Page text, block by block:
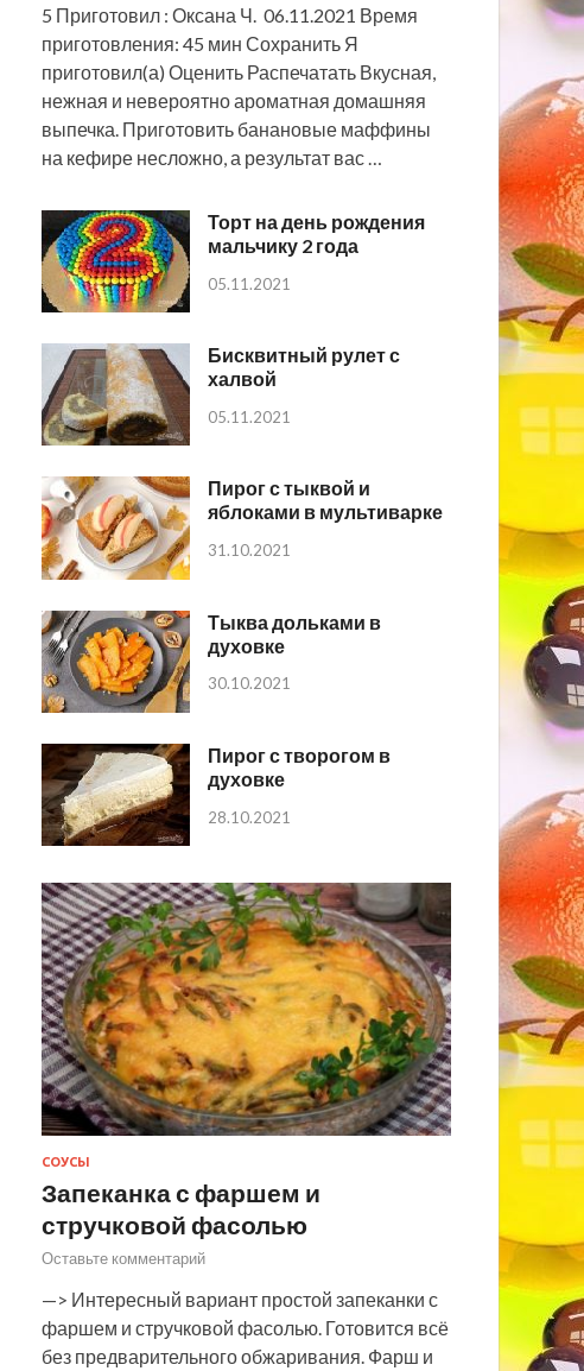
5 Приготовил : Оксана Ч. 06.11.2021 Время
приготовления: 45 мин Сохранить Я
приготовил(а) Оценить Распечатать Вкусная,
нежная и невероятно ароматная домашняя
выпечка. Приготовить банановые маффины
на кефире несложно, а результат вас …
Торт на день рождения
мальчику 2 года
05.11.2021
Бисквитный рулет с
халвой
05.11.2021
Пирог с тыквой и
яблоками в мультиварке
31.10.2021
Тыква дольками в
духовке
30.10.2021
Пирог с творогом в
духовке
28.10.2021
СОУСЫ
Запеканка с фаршем и
стручковой фасолью
Оставьте комментарий
—> Интересный вариант простой запеканки с
фаршем и стручковой фасолью. Готовится всё
без предварительного обжаривания. Фарш и